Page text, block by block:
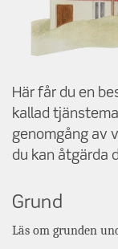
Här får du en
kallad
genomgång av
du kan åtgärda
Grund
Läs om grunden